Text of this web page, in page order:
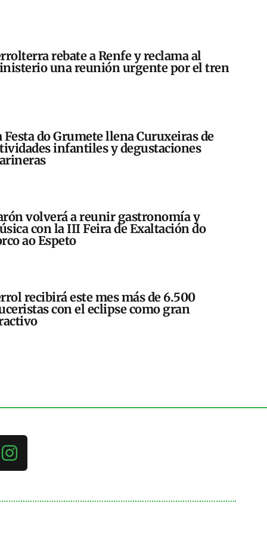
rebate a Renfe y reclama al
una reunión urgente por el tren
Festa do Grumete llena Curuxeiras de
infantiles y degustaciones
volverá a reunir gastronomía y
con la III Feira de Exaltación do
ao Espeto
recibirá este mes más de 6.500
con el eclipse como gran